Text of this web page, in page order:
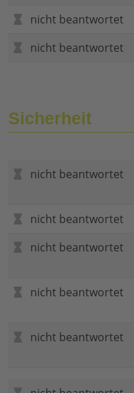
nicht beantwortet
nicht beantwortet
Sicherheit
nicht beantwortet
nicht beantwortet
nicht beantwortet
nicht beantwortet
nicht beantwortet